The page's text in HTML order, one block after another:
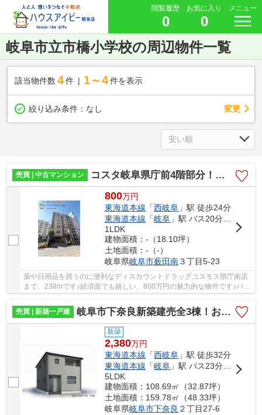
閲覧履歴
0
お気に入り
0
メニュー
岐阜市立市橋小学校の周辺物件一覧
該当物件数 4件 1～4 件を表示
絞り込み条件： なし 変更
売買 | 中古マンション コスタ岐阜県庁前4階部分！広々カウンターキッチン！お風呂に窓あります♪一部リフォーム済み！
800万円
東海道本線 「西岐阜 」駅 徒歩24分
東海道本線 「岐阜 」駅 バス20分 「県庁（岐阜県）」 停歩4分
1LDK
建物面積：-（18.10坪）
土地面積：-（-）
岐阜県岐阜市薮田南３丁目5-23
薬や日用品を買うのに便利なディスカウントドラッグコスモス県庁南店
まで、238mです♪経済面でも嬉しい、800万円の魅力的な物件です♪バル
売買 | 新築一戸建
岐阜市下奈良新築建売全3棟！お車並列3台可能！市橋小学校まで徒歩23分！リビングゆとりの18.2帖！
新築
2,380万円
東海道本線 「西岐阜 」駅 徒歩32分
東海道本線 「岐阜 」駅 バス23分 「ＯＫＢふれあい会館」 停歩8分
5LDK
建物面積：108.69㎡（32.87坪）
土地面積：159.78㎡（48.33坪）
岐阜県岐阜市下奈良 ２丁目27-6